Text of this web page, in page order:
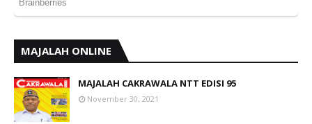
MAJALAH ONLINE
MAJALAH CAKRAWALA NTT EDISI 95
November 30, 2021